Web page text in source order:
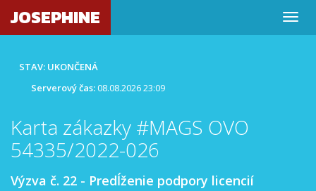
JOSEPHINE
STAV: UKONČENÁ
Serverový čas:08.08.2026 23:09
Karta zákazky #MAGS OVO
54335/2022-026
Výzva č. 22 - Predĺženie podpory licencií